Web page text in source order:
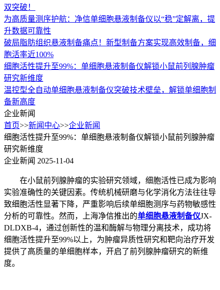
双突破！
为高质量测序护航：净信单细胞悬液制备仪以“稳”定解离，提
升数据可靠性
破局脂肪组织悬液制备痛点！新型制备方案实现高效制备，细
胞活率近100%
细胞活性提升至99%：单细胞悬液制备仪解锁小鼠前列腺肿瘤
研究新维度
温控型全自动单细胞悬液制备仪突破技术壁垒，解锁单细胞制
备新高度
企业新闻
首页>>新闻中心>>企业新闻
细胞活性提升至99%：单细胞悬液制备仪解锁小鼠前列腺肿瘤
研究新维度
企业新闻 2025-11-04
在小鼠前列腺肿瘤的实验研究领域，细胞活性已成为影响
实验准确性的关键因素。传统机械研磨与化学消化方法往往导
致细胞活性显著下降，严重影响后续单细胞测序与药物敏感性
分析的可靠性。然而，上海净信推出的单细胞悬液制备仪JX-
DLDXB-4，通过创新性的温和酶解与物理分离技术，成功将
细胞活性提升至99%以上，为肿瘤异质性研究和靶向治疗开发
提供了高质量的单细胞样本，开启了前列腺肿瘤研究的新维
度。